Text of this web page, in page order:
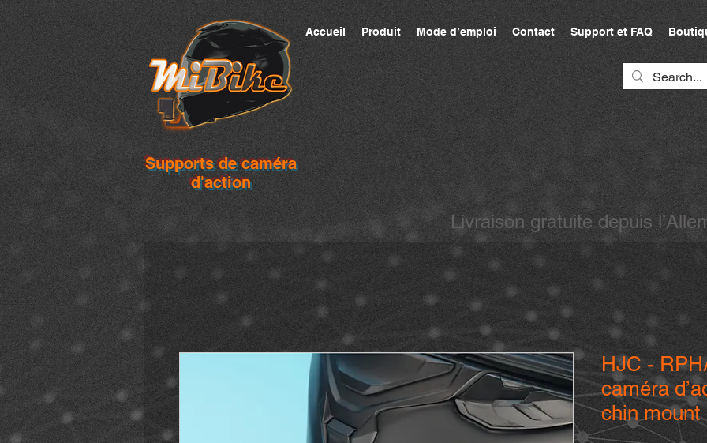
Supports de caméra
d'action
Livraison gratuite depuis
Accueil Produit Mode d’emploi Contact Support et FAQ
HJC -
caméra
chin mount